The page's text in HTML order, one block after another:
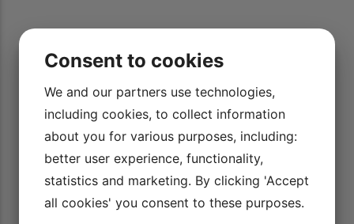
helt klart med til at motivere mig til at
min nye unghest. Bor et sted uden ret
for undervisning, så derfor er det fedt at
blive inspireret af videoerne.
Ulla Jensen
man tænker mere
Consent to cookies
We and our partners use technologies,
including cookies, to collect information
about you for various purposes, including:
better user experience, functionality,
statistics and marketing. By clicking 'Accept
all cookies' you consent to these purposes.